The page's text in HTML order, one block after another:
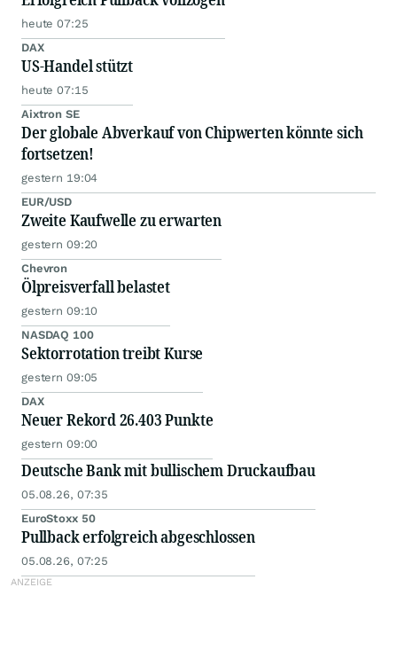
heute 07:25
DAX
US-Handel stützt
heute 07:15
Aixtron SE
Der globale Abverkauf von Chipwerten könnte sich
fortsetzen!
gestern 19:04
EUR/USD
Zweite Kaufwelle zu erwarten
gestern 09:20
Chevron
Ölpreisverfall belastet
gestern 09:10
NASDAQ 100
Sektorrotation treibt Kurse
gestern 09:05
DAX
Neuer Rekord 26.403 Punkte
gestern 09:00
Deutsche Bank mit bullischem Druckaufbau
05.08.26, 07:35
EuroStoxx 50
Pullback erfolgreich abgeschlossen
05.08.26, 07:25